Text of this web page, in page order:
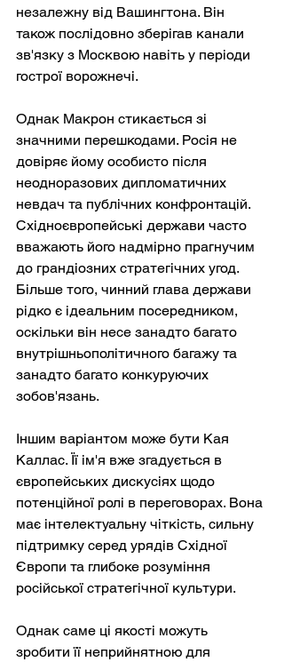
незалежну від Вашингтона. Він
також послідовно зберігав канали
зв'язку з Москвою навіть у періоди
гострої ворожнечі.
Однак Макрон стикається зі
значними перешкодами. Росія не
довіряє йому особисто після
неодноразових дипломатичних
невдач та публічних конфронтацій.
Східноєвропейські держави часто
вважають його надмірно прагнучим
до грандіозних стратегічних угод.
Більше того, чинний глава держави
рідко є ідеальним посередником,
оскільки він несе занадто багато
внутрішньополітичного багажу та
занадто багато конкуруючих
зобов'язань.
Іншим варіантом може бути Кая
Каллас. Її ім'я вже згадується в
європейських дискусіях щодо
потенційної ролі в переговорах. Вона
має інтелектуальну чіткість, сильну
підтримку серед урядів Східної
Європи та глибоке розуміння
російської стратегічної культури.
Однак саме ці якості можуть
зробити її неприйнятною для